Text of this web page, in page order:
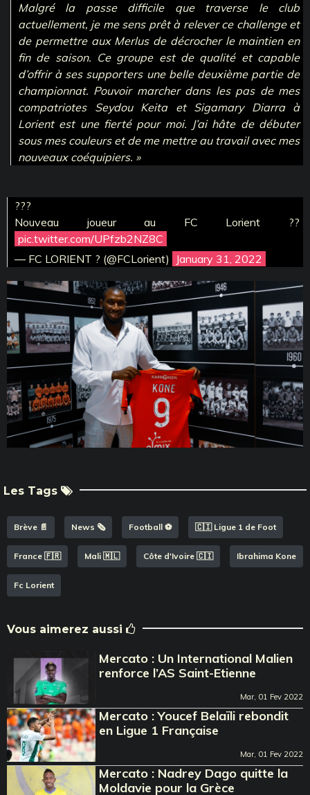
Malgré la passe difficile que traverse le club
actuellement, je me sens prêt à relever ce challenge et
de permettre aux Merlus de décrocher le maintien en
fin de saison. Ce groupe est de qualité et capable
d’offrir à ses supporters une belle deuxième partie de
championnat. Pouvoir marcher dans les pas de mes
compatriotes Seydou Keita et Sigamary Diarra à
Lorient est une fierté pour moi. J’ai hâte de débuter
sous mes couleurs et de me mettre au travail avec mes
nouveaux coéquipiers. »
???
Nouveau joueur au FC Lorient ??
pic.twitter.com/UPfzb2NZ8C
— FC LORIENT ? (@FCLorient)
January 31, 2022
Les Tags
Brève 📄 News 🗞️ Football ⚽️ 🇨🇮 Ligue 1 de Foot
France 🇫🇷 Mali 🇲🇱 Côte d'Ivoire 🇨🇮 Ibrahima Kone
Fc Lorient
Vous aimerez aussi
Mercato : Un International Malien
renforce l’AS Saint-Etienne
Mar, 01 Fev 2022
Mercato : Youcef Belaïli rebondit
en Ligue 1 Française
Mar, 01 Fev 2022
Mercato : Nadrey Dago quitte la
Moldavie pour la Grèce